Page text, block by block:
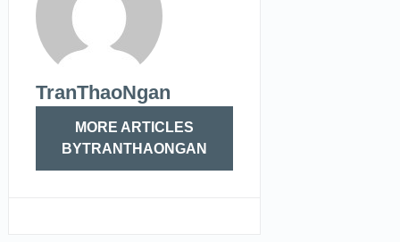
TranThaoNgan
MORE ARTICLES
BYTRANTHAONGAN